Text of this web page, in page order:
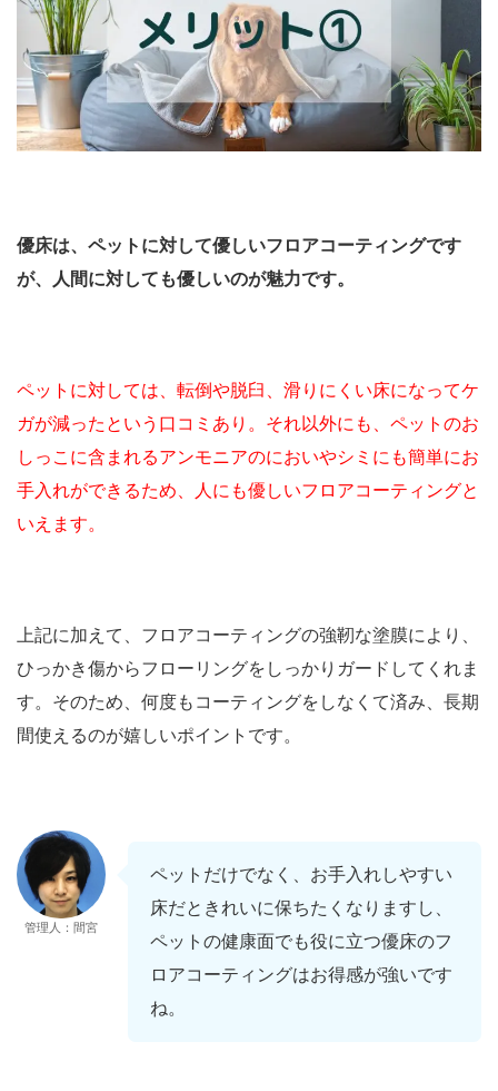
優床は、ペットに対して優しいフロアコーティングです
が、人間に対しても優しいのが魅力です。
ペットに対しては、転倒や脱臼、滑りにくい床になってケ
ガが減ったという口コミあり。それ以外にも、ペットのお
しっこに含まれるアンモニアのにおいやシミにも簡単にお
手入れができるため、人にも優しいフロアコーティングと
いえます。
上記に加えて、フロアコーティングの強靭な塗膜により、
ひっかき傷からフローリングをしっかりガードしてくれま
す。そのため、何度もコーティングをしなくて済み、長期
間使えるのが嬉しいポイントです。
管理人：間宮
ペットだけでなく、お手入れしやすい
床だときれいに保ちたくなりますし、
ペットの健康面でも役に立つ優床のフ
ロアコーティングはお得感が強いです
ね。